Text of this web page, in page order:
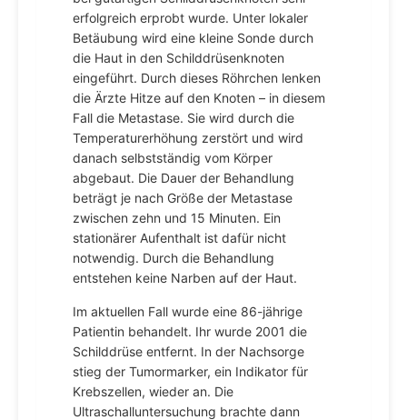
erfolgreich erprobt wurde. Unter lokaler
Betäubung wird eine kleine Sonde durch
die Haut in den Schilddrüsenknoten
eingeführt. Durch dieses Röhrchen lenken
die Ärzte Hitze auf den Knoten – in diesem
Fall die Metastase. Sie wird durch die
Temperaturerhöhung zerstört und wird
danach selbstständig vom Körper
abgebaut. Die Dauer der Behandlung
beträgt je nach Größe der Metastase
zwischen zehn und 15 Minuten. Ein
stationärer Aufenthalt ist dafür nicht
notwendig. Durch die Behandlung
entstehen keine Narben auf der Haut.
Im aktuellen Fall wurde eine 86-jährige
Patientin behandelt. Ihr wurde 2001 die
Schilddrüse entfernt. In der Nachsorge
stieg der Tumormarker, ein Indikator für
Krebszellen, wieder an. Die
Ultraschalluntersuchung brachte dann